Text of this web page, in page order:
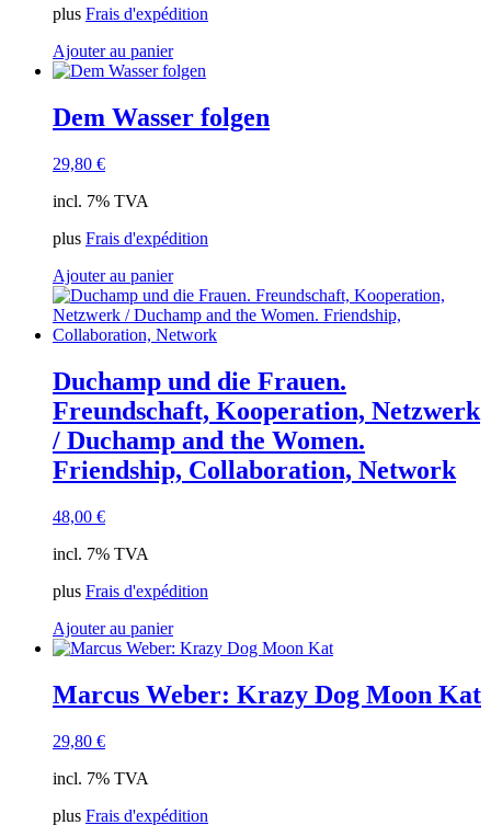
plus Frais d'expédition
Ajouter au panier
Dem Wasser folgen
29,80 €
incl. 7% TVA
plus Frais d'expédition
Ajouter au panier
Duchamp und die Frauen.
Freundschaft, Kooperation, Netzwerk
/ Duchamp and the Women.
Friendship, Collaboration, Network
48,00 €
incl. 7% TVA
plus Frais d'expédition
Ajouter au panier
Marcus Weber: Krazy Dog Moon Kat
29,80 €
incl. 7% TVA
plus Frais d'expédition